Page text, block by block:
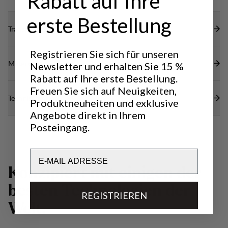
Transparenz
Materialien
Technische Daten
K nzipiert mit einigen der
b
chnologie
W
elt.
erste Bestellung
Registrieren Sie sich für unseren
Newsletter und erhalten Sie 15 %
Rabatt auf Ihre erste Bestellung.
Freuen Sie sich auf Neuigkeiten,
Produktneuheiten und exklusive
Angebote direkt in Ihrem
Posteingang.
REGISTRIEREN